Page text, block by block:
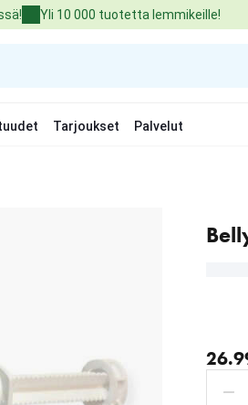
Yli 10 000 tuotetta lemmikeille!
Tarjoukset Palvelut